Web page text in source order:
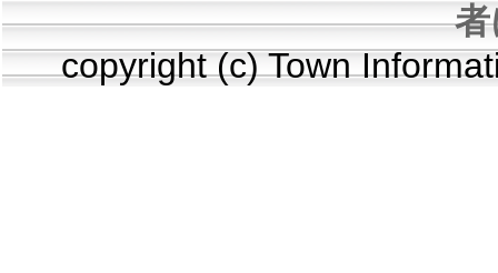
copyright (c) Town